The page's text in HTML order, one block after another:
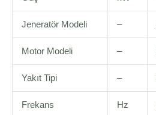
Jeneratör Modeli –
Motor Modeli –
Yakıt Tipi –
Frekans Hz